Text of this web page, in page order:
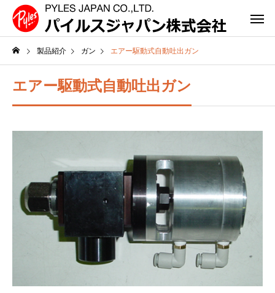
製品紹介 ガン エアー駆動式自動吐出ガン
エアー駆動式自動吐出ガン